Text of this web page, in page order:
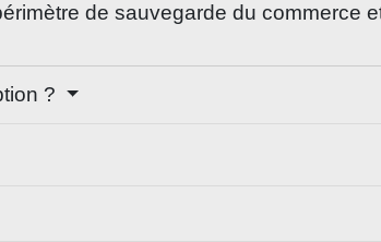
de sauvegarde du commerce
?